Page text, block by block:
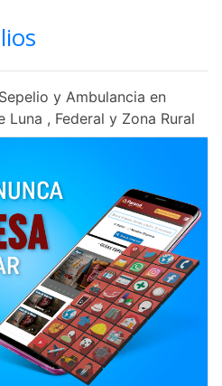
y Ambulancia en
Luna , Federal y Zona Rural